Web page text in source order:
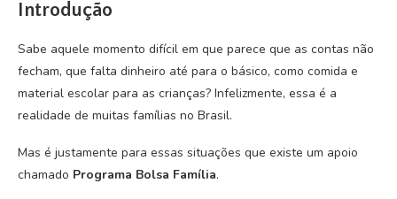
Introdução
Sabe aquele momento difícil em que parece que as contas não
fecham, que falta dinheiro até para o básico, como comida e
material escolar para as crianças? Infelizmente, essa é a
realidade de muitas famílias no Brasil.
Mas é justamente para essas situações que existe um apoio
chamado Programa Bolsa Família.